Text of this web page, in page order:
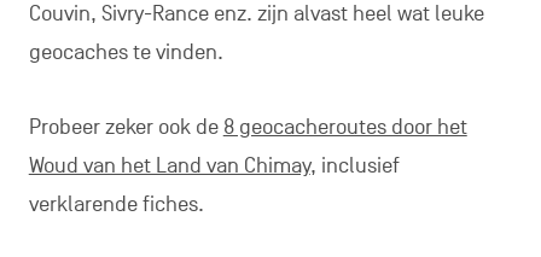
Couvin, Sivry-Rance enz. zijn alvast heel wat leuke
geocaches te vinden.
Probeer zeker ook de 8 geocacheroutes door het
Woud van het Land van Chimay, inclusief
verklarende fiches.